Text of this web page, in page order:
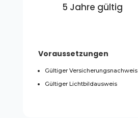
5 Jahre gültig
Voraussetzungen
Gültiger Versicherungsnachweis
Gültiger Lichtbildausweis